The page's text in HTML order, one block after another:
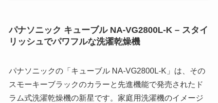
パナソニック キューブル NA-VG2800L-K – スタイ
リッシュでパワフルな洗濯乾燥機
パナソニックの「キューブル NA-VG2800L-K」は、その
スモーキーブラックのカラーと先進機能で発売されたド
ラム式洗濯乾燥機の新星です。家庭用洗濯機のイメージ